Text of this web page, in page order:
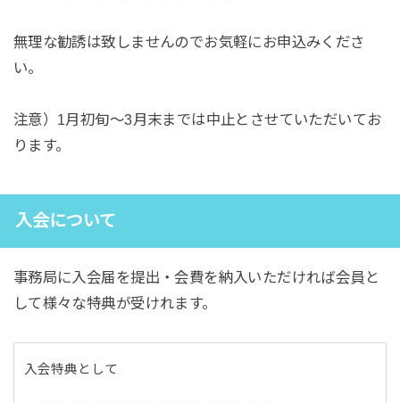
無理な勧誘は致しませんのでお気軽にお申込みくださ
い。
注意）1月初旬～3月末までは中止とさせていただいてお
ります。
入会について
事務局に入会届を提出・会費を納入いただければ会員と
して様々な特典が受けれます。
入会特典として